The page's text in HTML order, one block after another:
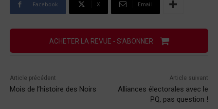
Facebook X Email
ACHETER LA REVUE - S'ABONNER
Article précédent
Mois de l’histoire des Noirs
Article suivant
Alliances électorales avec le
PQ, pas question !